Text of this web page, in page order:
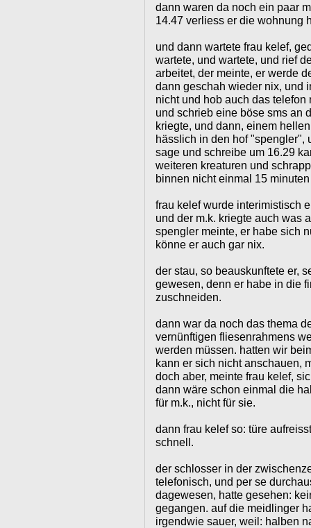
dann waren da noch ein paar
14.47 verliess er die wohnung
und dann wartete frau kelef,
wartete, und wartete, und rief
arbeitet, der meinte, er werde
dann geschah wieder nix, und
nicht und hob auch das
und schrieb eine böse sms an
kriegte, und dann, einem
hässlich in den hof "spengler",
sage und schreibe um 16.29
weiteren kreaturen und
binnen nicht einmal 15
frau kelef wurde interimistisch
und der m.k. kriegte auch was
spengler meinte, er habe sich
könne er auch gar nix.
der stau, so beauskunftete er,
gewesen, denn er habe in die
zuschneiden.
dann war da noch das thema
vernünftigen fliesenrahmens
werden müssen. hatten wir
kann er sich nicht anschauen,
doch aber, meinte frau kelef,
dann wäre schon einmal die
für m.k., nicht für sie.
dann frau kelef so: türe
schnell.
der schlosser in der
telefonisch, und per se
dagewesen, hatte gesehen:
gegangen. auf die meidlinger
irgendwie sauer, weil: halben